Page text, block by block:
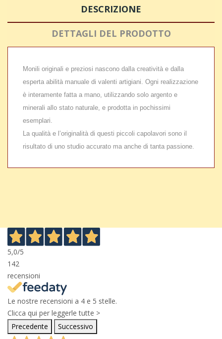
DESCRIZIONE
DETTAGLI DEL PRODOTTO
Monili originali e preziosi nascono dalla creatività e dalla
esperta abilità manuale di valenti artigiani. Ogni realizzazione
è interamente fatta a mano, utilizzando solo argento e
minerali allo stato naturale, e prodotta in pochissimi
esemplari.
La qualità e l’originalità di questi piccoli capolavori sono il
risultato di uno studio accurato ma anche di tanta passione.
5,0/5
142
recensioni
Le nostre recensioni a 4 e 5 stelle.
Clicca qui per leggerle tutte >
Precedente
Successivo